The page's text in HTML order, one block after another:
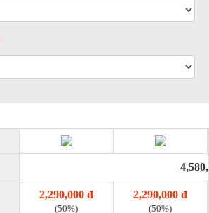
2,290,000 đ
(50%)
2,290,000 đ
(50%)